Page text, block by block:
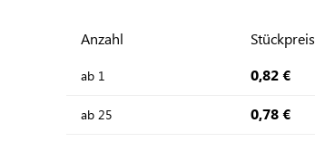
Anzahl Stückpreis
ab 1 0,82 €
ab 25 0,78 €